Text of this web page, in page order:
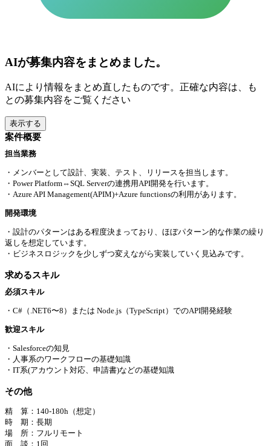
AIが募集内容をまとめました。
AIにより情報をまとめ直したものです。正確な内容は、も
との募集内容をご覧ください
表示する
案件概要
担当業務
・メンバーとして設計、実装、テスト、リリースを担当します。
・Power Platform⇔SQL Serverの連携用API開発を行います。
・Azure API Management(APIM)+Azure functionsの利用があります。
開発環境
・設計のパターンはある程度決まっており、ほぼパターン的な作業の繰り
返しを想定しています。
・ビジネスロジックを少しずつ変えながら実装していく見込みです。
求めるスキル
必須スキル
・C#（.NET6〜8）または Node.js（TypeScript）でのAPI開発経験
歓迎スキル
・Salesforceの知見
・人事系のワークフローの基礎知識
・IT系(アカウント対応、申請書)などの基礎知識
その他
精 算：140-180h（想定）
時 期：長期
場 所：フルリモート
面 談：1回